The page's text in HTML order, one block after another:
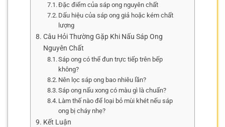
Đặc điểm của sáp ong nguyên chất
Dấu hiệu của sáp ong giả hoặc kém chất
lượng
Câu Hỏi Thường Gặp Khi Nấu Sáp Ong
Nguyên Chất
Sáp ong có thể đun trực tiếp trên bếp
không?
Nên lọc sáp ong bao nhiêu lần?
Sáp ong nấu xong có màu gì là chuẩn?
Làm thế nào để loại bỏ mùi khét nếu sáp
ong bị cháy nhẹ?
Kết Luận